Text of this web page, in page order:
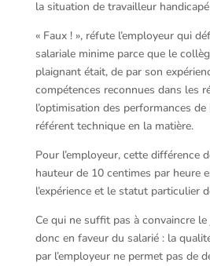
la situation de travailleur
« Faux ! », réfute l’employeur qui
salariale minime parce que le
plaignant était, de par son
compétences reconnues dans les
l’optimisation des performances
référent technique en la matière.
Pour l’employeur, cette différence
hauteur de 10 centimes par heure
l’expérience et le statut particulier
Ce qui ne suffit pas à convaincre
donc en faveur du salarié : la
par l’employeur ne permet pas de